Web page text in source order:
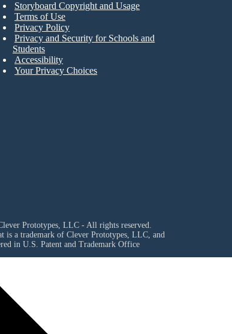
Storyboard Copyright and Usage
Terms of Use
Privacy Policy
Privacy and Security for Schools and
Students
Accessibility
Your Privacy Choices
Prototypes, LLC - All rights reserved.
is a trademark of Clever Prototypes, LLC, and
in U.S. Patent and Trademark Office